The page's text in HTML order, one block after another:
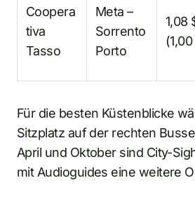
Coopera
tiva
Tasso
Meta –
Sorrento
Porto
1,08
Für die besten Küstenblicke
Sitzplatz auf der rechten
April und Oktober sind City-
mit Audioguides eine weitere